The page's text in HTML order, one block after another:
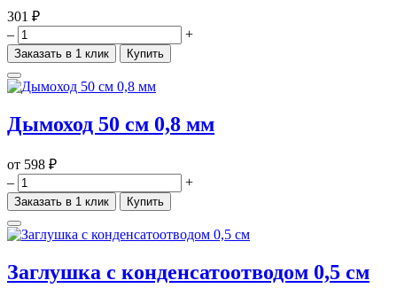
301 ₽
–
+
Заказать в 1 клик Купить
Дымоход 50 см 0,8 мм
от 598 ₽
–
+
Заказать в 1 клик Купить
Заглушка с конденсатоотводом 0,5 см